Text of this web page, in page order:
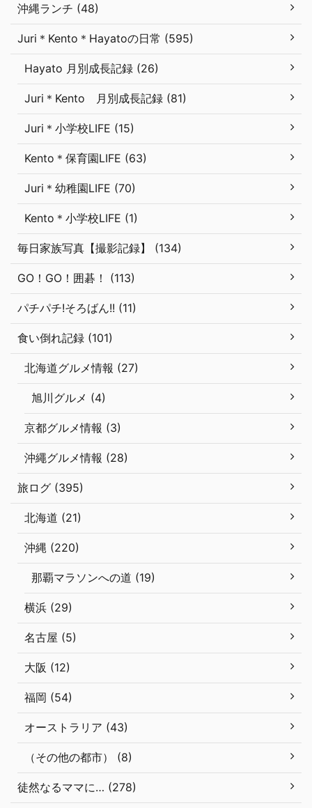
沖縄ランチ (48)
Juri＊Kento＊Hayatoの日常 (595)
Hayato 月別成長記録 (26)
Juri＊Kento 月別成長記録 (81)
Juri＊小学校LIFE (15)
Kento＊保育園LIFE (63)
Juri＊幼稚園LIFE (70)
Kento＊小学校LIFE (1)
毎日家族写真【撮影記録】 (134)
GO！GO！囲碁！ (113)
パチパチ!そろばん!! (11)
食い倒れ記録 (101)
北海道グルメ情報 (27)
旭川グルメ (4)
京都グルメ情報 (3)
沖繩グルメ情報 (28)
旅ログ (395)
北海道 (21)
沖縄 (220)
那覇マラソンへの道 (19)
横浜 (29)
名古屋 (5)
大阪 (12)
福岡 (54)
オーストラリア (43)
（その他の都市） (8)
徒然なるママに… (278)